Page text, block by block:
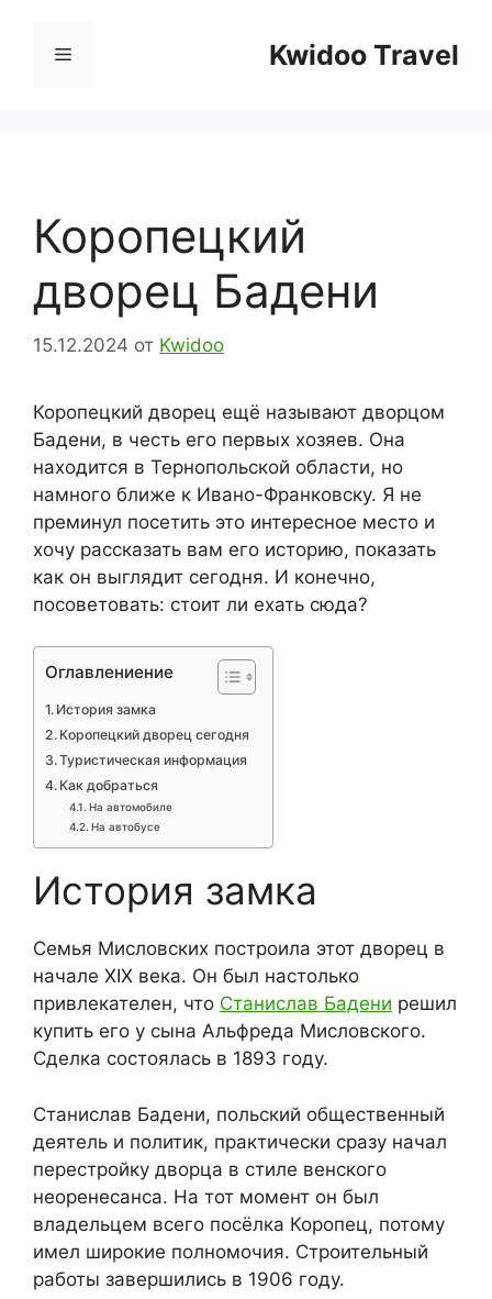
содержимому
Kwidoo Travel
Меню
Коропецкий
дворец Бадени
15.12.2024 от Kwidoo
Коропецкий дворец ещё называют дворцом
Бадени, в честь его первых хозяев. Она
находится в Тернопольской области, но
намного ближе к Ивано-Франковску. Я не
преминул посетить это интересное место и
хочу рассказать вам его историю, показать
как он выглядит сегодня. И конечно,
посоветовать: стоит ли ехать сюда?
Оглавлениение
История замка
Коропецкий дворец сегодня
Туристическая информация
Как добраться
На автомобиле
На автобусе
История замка
Семья Мисловских построила этот дворец в
начале ХІХ века. Он был настолько
привлекателен, что Станислав Бадени решил
купить его у сына Альфреда Мисловского.
Сделка состоялась в 1893 году.
Станислав Бадени, польский общественный
деятель и политик, практически сразу начал
перестройку дворца в стиле венского
неоренесанса. На тот момент он был
владельцем всего посёлка Коропец, потому
имел широкие полномочия. Строительный
работы завершились в 1906 году.